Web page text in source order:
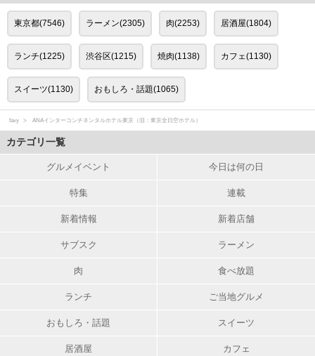
東京都(7546) ラーメン(2305) 肉(2253) 居酒屋(1804)
ランチ(1225) 渋谷区(1215) 焼肉(1138) カフェ(1130)
スイーツ(1130) おもしろ・話題(1065)
favy ANAインターコンチネンタルホテル東京（旧：東京全日空ホテル）
カテゴリ一覧
グルメイベント 今日は何の日
特集 連載
新着情報 新着店舗
サブスク ラーメン
肉 食べ放題
ランチ ご当地グルメ
おもしろ・話題 スイーツ
居酒屋 カフェ